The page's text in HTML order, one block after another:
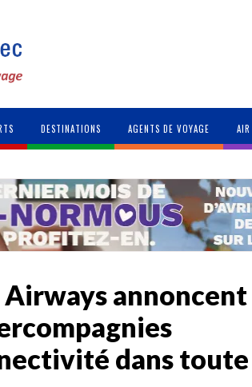
DESTINATIONS AGENTS DE VOYAGE AIR
annoncent
dans toute